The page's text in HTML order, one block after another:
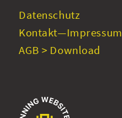
Datenschutz
Kontakt—Impressum
AGB > Download